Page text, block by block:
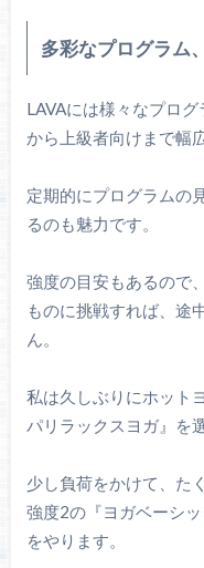
多彩なプログラム
LAVAには様々なプロ
から上級者向けまで幅
定期的にプログラムの
るのも魅力です。
強度の目安もあるので
ものに挑戦すれば、途
ん。
私は久しぶりにホット
パリラックスヨガ』を
少し負荷をかけて、た
強度2の『ヨガベーシ
をやります。